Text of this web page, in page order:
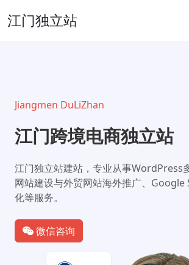
江门独立站
Jiangmen DuLiZhan
江门跨境电商独立站
江门独立站建站，专业从事WordPress
网站建设与外贸网站海外推广、Google
化等服务。
微信咨询